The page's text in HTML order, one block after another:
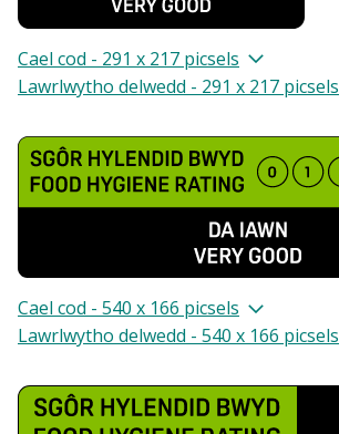
Cael cod - 291 x 217 picsels
Lawrlwytho delwedd - 291 x 217 picsels
Cael cod - 540 x 166 picsels
Lawrlwytho delwedd - 540 x 166 picsels